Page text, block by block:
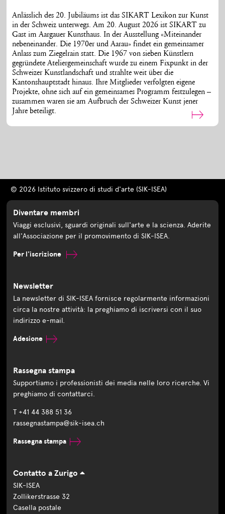
Anlässlich des 20. Jubiläums ist das SIKART Lexikon zur Kunst
in der Schweiz unterwegs. Am 20. August 2026 ist SIKART zu
Gast im Aargauer Kunsthaus. In der Ausstellung «Miteinander
nebeneinander. Die 1970er und Aarau» findet ein gemeinsamer
Anlass zum Ziegelrain statt. Die 1967 von sieben Künstlern
gegründete Ateliergemeinschaft wurde zu einem Fixpunkt in der
Schweizer Kunstlandschaft und strahlte weit über die
Kantonshauptstadt hinaus. Ihre Mitglieder verfolgten eigene
Projekte, ohne sich auf ein gemeinsames Programm festzulegen –
zusammen waren sie am Aufbruch der Schweizer Kunst jener
Jahre beteiligt.
© 2026 Istituto svizzero di studi d'arte (SIK-ISEA)
Diventare membri
Viaggi esclusivi, sguardi originali sull'arte e la scienza. Aderite
all'Associazione per il promovimento di SIK-ISEA.
Per l'iscrizione
Newsletter
La newsletter di SIK-ISEA fornisce regolarmente informazioni
circa la nostre attività: la preghiamo di iscriversi con il suo
indirizzo e-mail.
Adesione
Rassegna stampa
Supportiamo i professionisti dei media nelle loro ricerche. Vi
preghiamo di contattarci.
T +41 44 388 51 36
rassegnastampa@sik-isea.ch
Rassegna stampa
Contatto a Zurigo
SIK-ISEA
Zollikerstrasse 32
Casella postale